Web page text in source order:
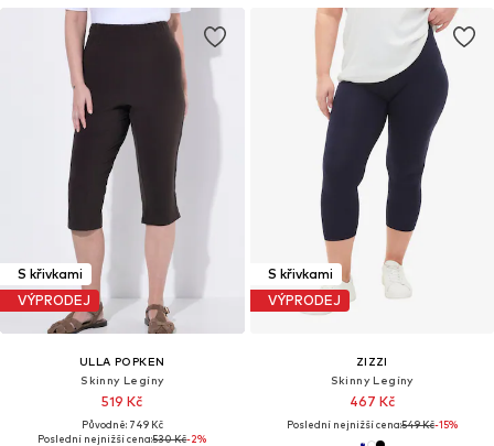
S křivkami
VÝPRODEJ
ULLA POPKEN
Skinny Legíny
519 Kč
Původně: 749 Kč
Poslední nejnižší cena:530 Kč-2%
S křivkami
VÝPRODEJ
ZIZZI
Skinny Legíny
467 Kč
Poslední nejnižší cena:549 Kč-15%